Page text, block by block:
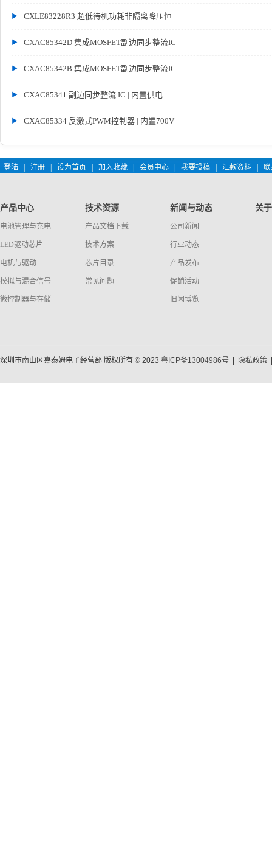
CXLE83228R3 超低待机功耗非隔离降压恒
CXAC85342D 集成MOSFET副边同步整流IC
CXAC85342B 集成MOSFET副边同步整流IC
CXAC85341 副边同步整流 IC | 内置供电
CXAC85334 反激式PWM控制器 | 内置700V
登陆 注册 设为首页 加入收藏 会员中心 我要投稿 汇款资料
产品中心
电池管理与充电
LED驱动芯片
电机与驱动
模拟与混合信号
微控制器与存储
技术资源
产品文档下载
技术方案
芯片目录
常见问题
新闻与动态
公司新闻
行业动态
产品发布
促销活动
旧闻博览
关
深圳市南山区嘉泰姆电子经营部 版权所有 © 2023 粤ICP备13004986号 隐私政策